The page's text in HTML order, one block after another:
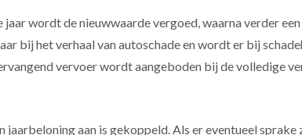
wordt de nieuwwaarde vergoed, waarna verder
bij het verhaal van autoschade en wordt er bij
vervoer wordt aangeboden bij de volledige
aan is gekoppeld. Als er eventueel sprake